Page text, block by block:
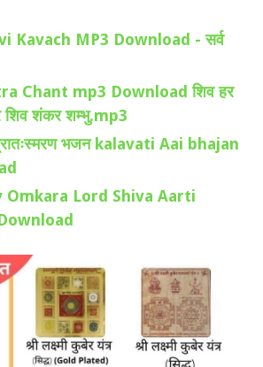
Kavach MP3 Download - सर्व
Chant mp3 Download शिव हर
शिव शंकर शम्भु.mp3
भजन kalavati Aai bhajan
Omkara Lord Shiva Aarti